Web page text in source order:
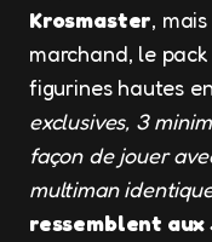
Krosmaster,
marchand, le pack
figurines hautes
exclusives, 3
façon de jouer
multiman
ressemblent aux